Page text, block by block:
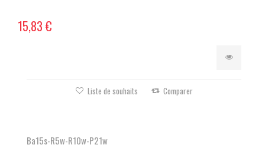
15,83 €
Liste de souhaits Comparer
Ba15s-R5w-R10w-P21w